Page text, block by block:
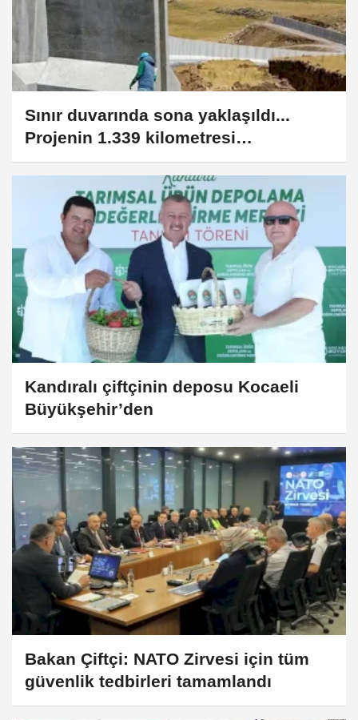
Sınır duvarında sona yaklaşıldı...
Projenin 1.339 kilometresi
tamamlandı
Kandıralı çiftçinin deposu Kocaeli
Büyükşehir’den
Bakan Çiftçi: NATO Zirvesi için tüm
güvenlik tedbirleri tamamlandı